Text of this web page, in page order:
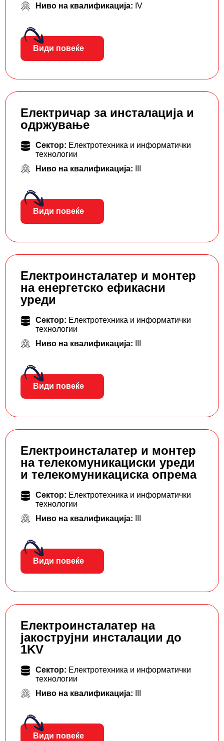
Ниво на квалификација: IV
Види повеќе
Електричар за инсталација и
одржување
Сектор: Електротехника и информатички
технологии
Ниво на квалификација:
Види повеќе
Електроинсталатер и монтер
на енергетско ефикасни
уреди
Сектор: Електротехника и информатички
технологии
Ниво на квалификација:
Види повеќе
Електроинсталатер и монтер
на телекомуникациски уреди
и телекомуникациска опрема
Сектор: Електротехника и информатички
технологии
Ниво на квалификација:
Види повеќе
Електроинсталатер на
јакострујни инсталации до
1KV
Сектор: Електротехника и информатички
технологии
Ниво на квалификација:
Види повеќе